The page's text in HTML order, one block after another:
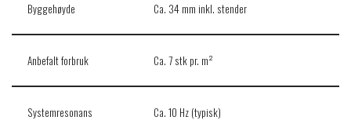
Byggehøyde Ca. 34 mm inkl. stender
Anbefalt forbruk Ca. 7 stk pr. m²
Systemresonans Ca. 10 Hz (typisk)